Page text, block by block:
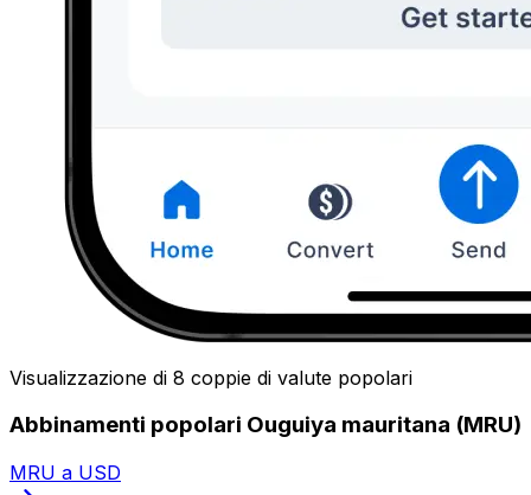
Visualizzazione di 8 coppie di valute popolari
Abbinamenti popolari Ouguiya mauritana (MRU)
MRU a USD